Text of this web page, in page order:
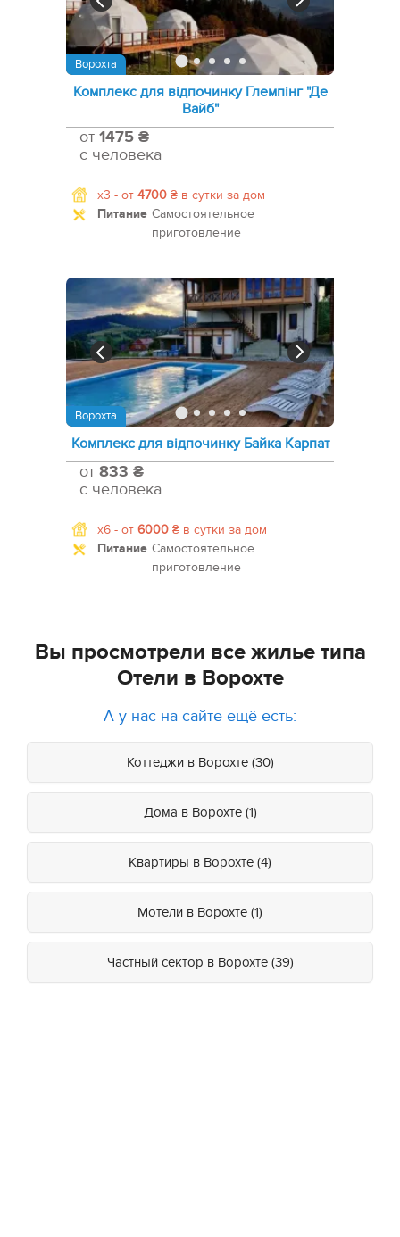
Ворохта
Комплекс для відпочинку Глемпінг "Де
Вайб"
от 1475 ₴
с человека
x3 - от 4700 ₴ в сутки за дом
Питание Самостоятельное
приготовление
Ворохта
Комплекс для відпочинку Байка Карпат
от 833 ₴
с человека
x6 - от 6000 ₴ в сутки за дом
Питание Самостоятельное
приготовление
Вы просмотрели все жилье типа
Отели в Ворохте
А у нас на сайте ещё есть:
Коттеджи в Ворохте (30)
Дома в Ворохте (1)
Квартиры в Ворохте (4)
Мотели в Ворохте (1)
Частный сектор в Ворохте (39)